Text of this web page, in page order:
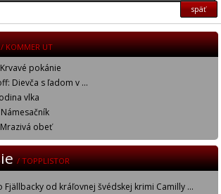
späť
/ KOMMER UT
pokánie
Dievča s ľadom v ...
vlka
obeť
/ TOPPLISTOR
Fjällbacky od kráľovnej švédskej krimi Camilly ...